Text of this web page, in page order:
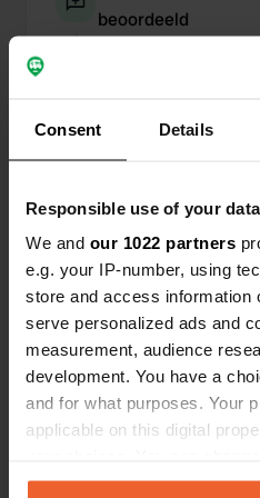
Consent Details
Responsible use of your data
We and our 1022 partners
e.g. your IP-number, using
store and access information
serve personalized ads and
measurement, audience
development. You have a
and for what purposes. Your
applicable on this digital
any time from the Cookie
beoordeeld
Heel grote camping.
Sitecode:
kiezen. Ligt geweldig
Sanitair is heel
het kleine tegeltjes
prima!
Een locatie
beoordeeld
Sitecode:
Rondleiding op het